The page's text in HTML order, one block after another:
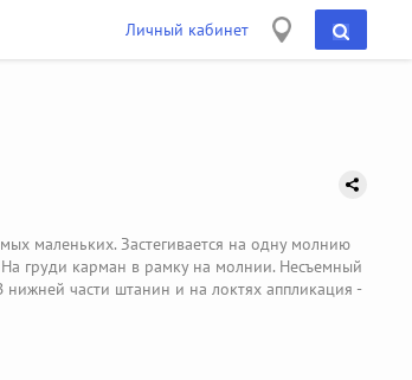
Личный кабинет
маленьких. Застегивается на одну молнию
груди карман в рамку на молнии. Несъемный
части штанин и на локтях аппликация -